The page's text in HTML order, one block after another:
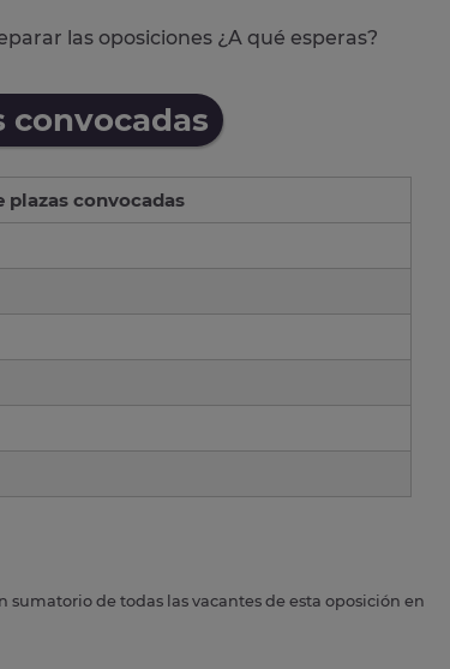
las oposiciones ¿A qué esperas?
convocadas
plazas convocadas
sumatorio de todas las vacantes de esta oposición en